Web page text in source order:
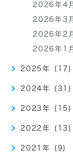
2026年4
2026年3
2026年2
2026年1
2025年 (17)
2024年 (31)
2023年 (15)
2022年 (13)
2021年 (9)